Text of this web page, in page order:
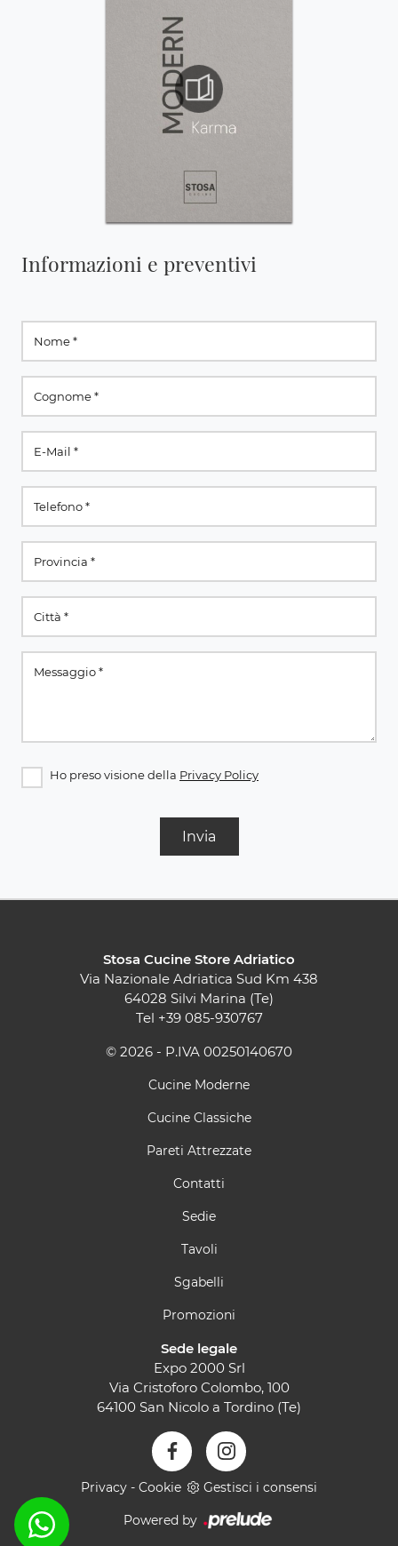
Informazioni e preventivi
Ho preso visione della Privacy Policy
Invia
Stosa Cucine Store Adriatico
Via Nazionale Adriatica Sud Km 438
64028 Silvi Marina (Te)
Tel +39 085-930767
© 2026 - P.IVA 00250140670
Cucine Moderne
Cucine Classiche
Pareti Attrezzate
Contatti
Sedie
Tavoli
Sgabelli
Promozioni
Sede legale
Expo 2000 Srl
Via Cristoforo Colombo, 100
64100 San Nicolo a Tordino (Te)
Privacy - Cookie Gestisci i consensi
Powered by